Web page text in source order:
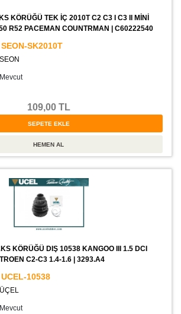
KÖRÜĞÜ TEK İÇ 2010T C2 C3 I C3 II MİNİ
R52 PACEMAN COUNTRMAN | C60222540
SK2010T
Mevcut
109,00 TL
KÖRÜĞÜ DIŞ 10538 KANGOO III 1.5 DCI
C2-C3 1.4-1.6 | 3293.A4
10538
Mevcut